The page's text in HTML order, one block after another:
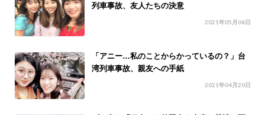
列車事故、友人たちの決意
2021年05月06日
「アニー…私のことからかっているの？」台
湾列車事故、親友への手紙
2021年04月20日